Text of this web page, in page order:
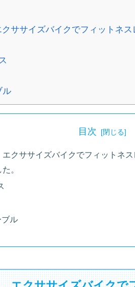
ササイズバイクでフィットネ
ル
目次
クササイズバイクでフィットネ
。
ル